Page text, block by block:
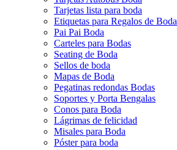
Tarjetas lista para boda
Etiquetas para Regalos de Boda
Pai Pai Boda
Carteles para Bodas
Seating de Boda
Sellos de boda
Mapas de Boda
Pegatinas redondas Bodas
Soportes y Porta Bengalas
Conos para Boda
Lágrimas de felicidad
Misales para Boda
Póster para boda